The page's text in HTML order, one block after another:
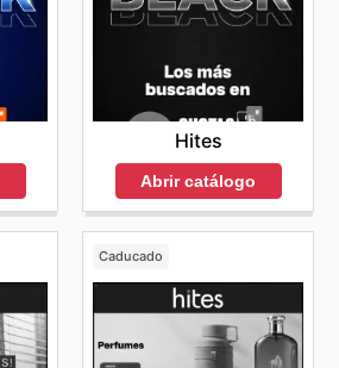
Hites
Abrir catálogo
Caducado